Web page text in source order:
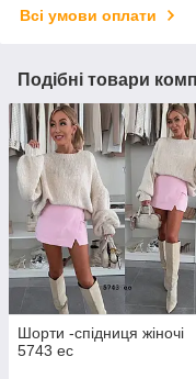
Всі умови оплати
Подібні товари
Шорти -спідниця жіночі
5743 ес